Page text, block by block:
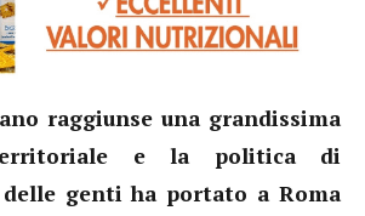
raggiunse una grandissima
e la politica di
genti ha portato a Roma